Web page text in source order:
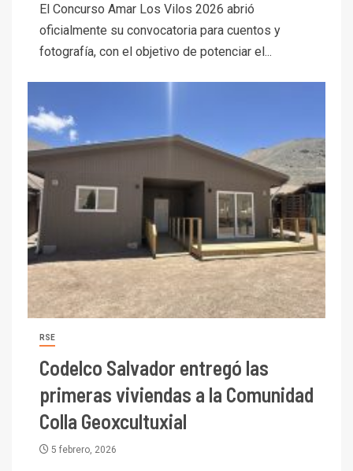
El Concurso Amar Los Vilos 2026 abrió
oficialmente su convocatoria para cuentos y
fotografía, con el objetivo de potenciar el...
RSE
Codelco Salvador entregó las
primeras viviendas a la Comunidad
Colla Geoxcultuxial
5 febrero, 2026